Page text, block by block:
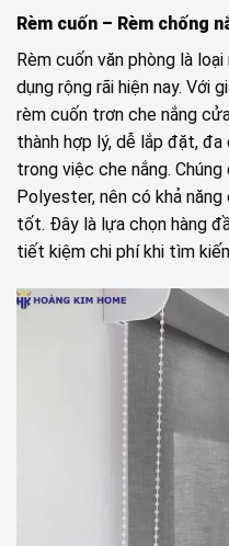
Rèm cuốn – Rèm chống
Rèm cuốn văn phòng là
dụng rộng rãi hiện nay. Với
rèm cuốn trơn che nắng
thành hợp lý, dễ lắp đặt, đa
trong việc che nắng.
Polyester, nên có khả
tốt. Đây là lựa chọn hàng
tiết kiệm chi phí khi tìm